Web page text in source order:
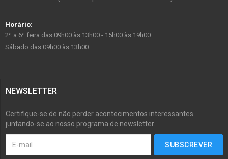
Horário:
2ª a 6ª feira das 09h00 às 13h00 - 15h00 às 19h00
Sábado das 09h00 às 13h00
NEWSLETTER
Certifique-se de não perder acontecimentos interessantes
juntando-se ao nosso programa de newsletter.